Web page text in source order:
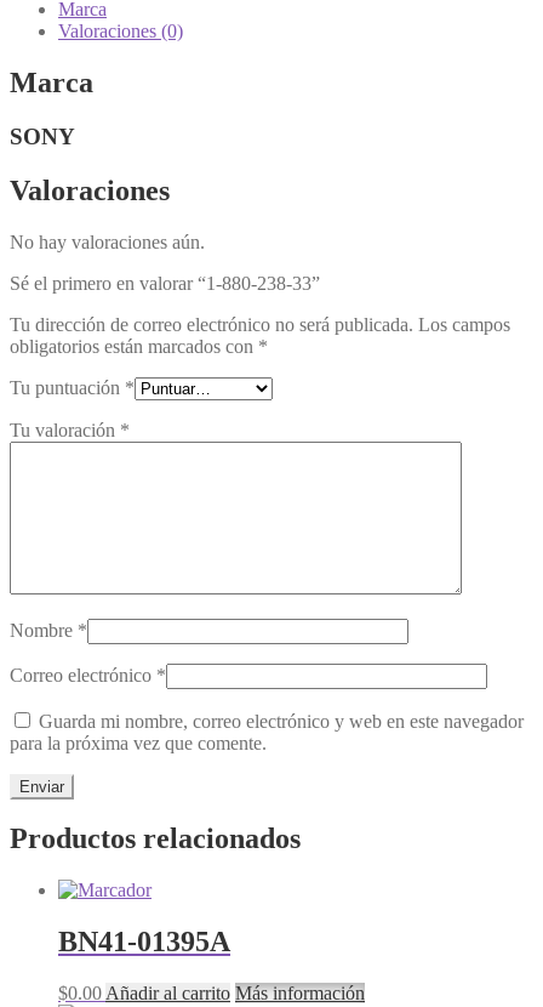
cantidadMarca
Valoraciones (0)
Marca
SONY
Valoraciones
No hay valoraciones aún.
Sé el primero en valorar “1-880-238-33”
Tu dirección de correo electrónico no será publicada. Los campos
obligatorios están marcados con *
Tu puntuación *
Tu valoración *
Nombre *
Correo electrónico *
Guarda mi nombre, correo electrónico y web en este navegador
para la próxima vez que comente.
Productos relacionados
BN41-01395A
$0.00 Añadir al carrito Más información